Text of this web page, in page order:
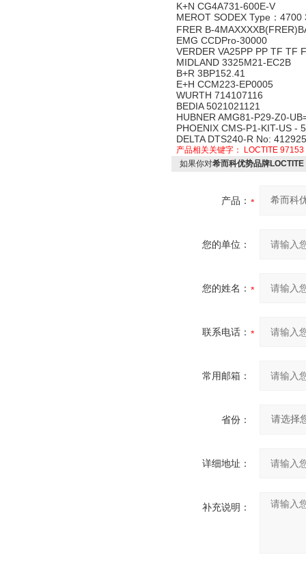
K+N CG4A731-600E-V
MEROT SODEX Type：4700
FRER B-
EMG CCDPro-30000
VERDER VA25PP PP TF TF
MIDLAND 3325M21-EC2B
B+R 3BP152.41
E+H CCM223-EP0005
WURTH 714107116
BEDIA 5021021121
HUBNER AMG81-P29-Z0-
PHOENIX CMS-P1-KIT-US -
DELTA DTS240-R No:
产品相关关键字：
LOCTITE 97153
如果你对希而科优势品牌
产品：
您的单位：
您的姓名：
联系电话：
常用邮箱：
省份：
详细地址：
补充说明：